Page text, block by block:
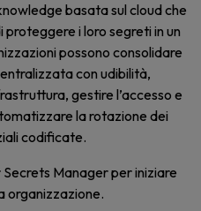
basata sul cloud che
i loro segreti in un
possono consolidare
con udibilità,
gestire l’accesso e
la rotazione dei
codificate.
Manager per iniziare
organizzazione.